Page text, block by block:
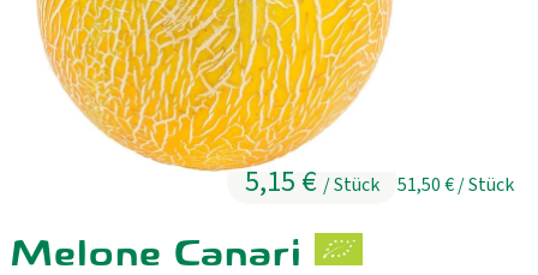
Kühltheke
GrüneWelt Bäckerei
Vorratskammer
Kosmetik
Melone Canari
5,15 € / Stück 51,50 €/ Stück